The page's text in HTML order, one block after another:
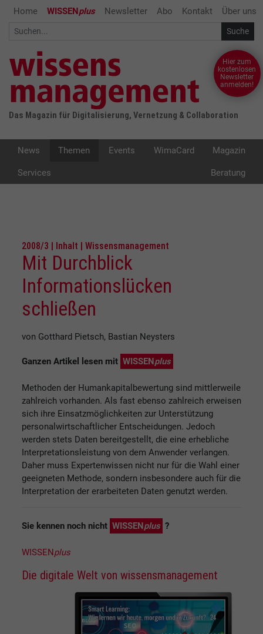
Home WISSENplus Newsletter Abo Kontakt Über uns
Das Magazin für Digitalisierung, Vernetzung & Collaboration
Hier zum
kostenlosen
Newsletter
anmelden!
News Themen Events WimaCard Magazin
Services Beratung
2008/3 | Inhalt | Wissensmanagement
Mit Durchblick
Informationslücken
schließen
von Gotthard Pietsch, Bastian Neysters
Ganzen Artikel lesen mit WISSENplus
Methoden der Humankapitalbewertung sind mittlerweile
zahlreich vorhanden. Als fast ebenso zahlreich erweisen
sich ihre Einsatzmöglichkeiten zur Unterstützung
personalwirtschaftlicher Entscheidungen. Jedoch
werden stets Daten bereitgestellt, die eine erhebliche
Interpretationsleistung von dem Anwender verlangen.
Daher muss Expertenwissen nicht nur für die Wahl einer
geeigneten Methode, sondern insbesondere auch für die
Interpretation der erarbeiteten Daten genutzt werden.
Sie kennen noch nicht WISSENplus ?
WISSENplus
Die digitale Welt von wissensmanagement